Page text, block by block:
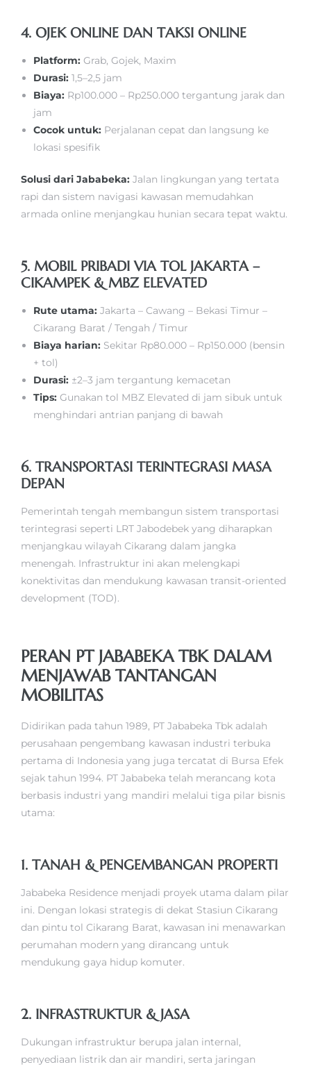
4. OJEK ONLINE DAN TAKSI ONLINE
Platform: Grab, Gojek, Maxim
Durasi: 1,5–2,5 jam
Biaya: Rp100.000 – Rp250.000 tergantung jarak dan
jam
Cocok untuk: Perjalanan cepat dan langsung ke
lokasi spesifik
Solusi dari Jababeka: Jalan lingkungan yang tertata
rapi dan sistem navigasi kawasan memudahkan
armada online menjangkau hunian secara tepat waktu.
5. MOBIL PRIBADI VIA TOL JAKARTA –
CIKAMPEK & MBZ ELEVATED
Rute utama: Jakarta – Cawang – Bekasi Timur –
Cikarang Barat / Tengah / Timur
Biaya harian: Sekitar Rp80.000 – Rp150.000 (bensin
+ tol)
Durasi: ±2–3 jam tergantung kemacetan
Tips: Gunakan tol MBZ Elevated di jam sibuk untuk
menghindari antrian panjang di bawah
6. TRANSPORTASI TERINTEGRASI MASA
DEPAN
Pemerintah tengah membangun sistem transportasi
terintegrasi seperti LRT Jabodebek yang diharapkan
menjangkau wilayah Cikarang dalam jangka
menengah. Infrastruktur ini akan melengkapi
konektivitas dan mendukung kawasan transit-oriented
development (TOD).
PERAN PT JABABEKA TBK DALAM
MENJAWAB TANTANGAN
MOBILITAS
Didirikan pada tahun 1989, PT Jababeka Tbk adalah
perusahaan pengembang kawasan industri terbuka
pertama di Indonesia yang juga tercatat di Bursa Efek
sejak tahun 1994. PT Jababeka telah merancang kota
berbasis industri yang mandiri melalui tiga pilar bisnis
utama:
1. TANAH & PENGEMBANGAN PROPERTI
Jababeka Residence menjadi proyek utama dalam pilar
ini. Dengan lokasi strategis di dekat Stasiun Cikarang
dan pintu tol Cikarang Barat, kawasan ini menawarkan
perumahan modern yang dirancang untuk
mendukung gaya hidup komuter.
2. INFRASTRUKTUR & JASA
Dukungan infrastruktur berupa jalan internal,
penyediaan listrik dan air mandiri, serta jaringan